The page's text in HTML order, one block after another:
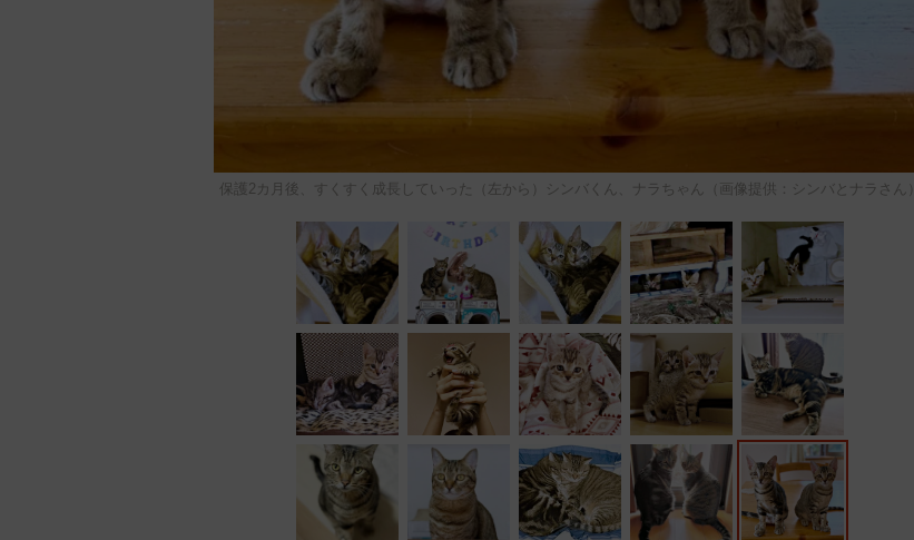
保護2カ月後、すくすく成長していった（左から）シンバくん、ナラちゃん（画像提供：シンバとナラさん）